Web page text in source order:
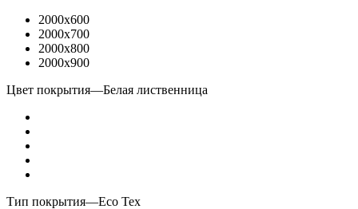
2000x600
2000x700
2000x800
2000x900
Цвет покрытия—Белая лиственница
Тип покрытия—Eco Tex